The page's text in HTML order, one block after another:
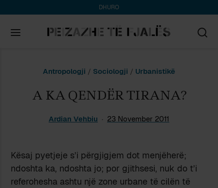
DHURO
Antropologji / Sociologji / Urbanistikë
A KA QENDËR TIRANA?
Ardian Vehbiu 23 November 2011
Kësaj pyetjeje s’i përgjigjem dot menjëherë;
ndoshta ka, ndoshta jo; por gjithsesi, nuk do t’i
referohesha ashtu një zone urbane të cilën të